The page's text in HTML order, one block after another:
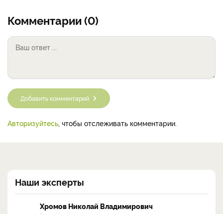
Комментарии (0)
Добавить комментарий
Авторизуйтесь, чтобы отслеживать комментарии.
Наши эксперты
Хромов Николай Владимирович